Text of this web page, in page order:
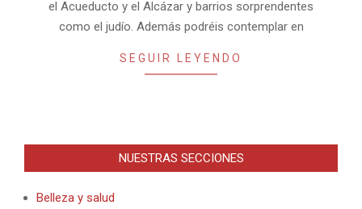
el Acueducto y el Alcázar y barrios sorprendentes
como el judío. Además podréis contemplar en
SEGUIR LEYENDO
NUESTRAS SECCIONES
Belleza y salud